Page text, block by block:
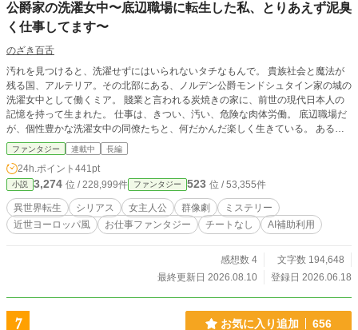
公爵家の洗濯女中〜底辺職場に転生した私、とりあえず泥臭
く仕事してます〜
のざき百舌
汚れを見つけると、洗濯せずにはいられないタチなもんで。 貴族社会と魔法が
残る国、アルテリア。その北部にある、ノルデン公爵モンドシュタイン家の城の
洗濯女中として働くミア。 賤業と言われる炭焼きの家に、前世の現代日本人の
記憶を持って生まれた。 仕事は、きつい、汚い、危険な肉体労働。 底辺職場だ
が、個性豊かな洗濯女中の同僚たちと、何だかんだ楽しく生きている。 ある
日、城内で黒い髪の少年に会ったことから、ミアの日常に僅かなヒビ割れが生じ
る。やがてそれは大きく音を立てて崩れることとなるのだが。 魔法もチートも
ない底辺女中にあるのは、前世の知識と物理（？）の力だけ。 公爵家の上級使
用人たちの理不尽を、知識と絆で切り抜ける。しかし、次期公爵の座を巡る問題
に巻き込まれることとなって―― 仕事は洗濯ですので、お間違いなく。 頑固な
シミ（やつら）なら、お任せください。命を懸けて、洗濯させていただきます。
（※近世西洋風の過酷な衛生環境や洗濯事情をリアルに描写しているため、虫や
ファンタジー 連載中 長編
24h.ポイント 441pt
小説 3,274 位 / 228,999件 ファンタジー 523 位 / 53,355件
​異世界転生 シリアス 女主人公 群像劇
ミステリー
近世ヨーロッパ風
お仕事ファンタジー チートなし AI補助利用
感想数 4
文字数 194,648
最終更新日 2026.08.10
登録日 2026.06.18
7 お気に入り追加 656